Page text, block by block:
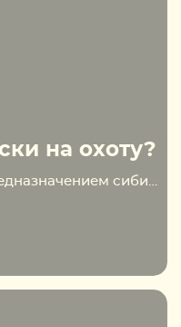
на охоту?
Не секрет, что основным предназначением сибирских хаски с самого начала происхождения породы было служение народов Крайнего Севера. Так, их запрягали в упряжки для перемещения людей и транспортировки грузов, привлекали к охране жилищ и даже вверяли под их опеку маленьких детей….